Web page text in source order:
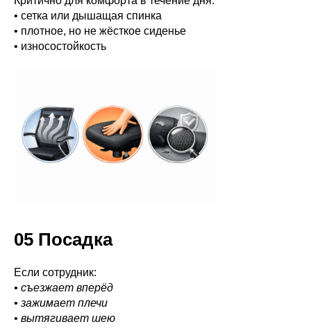
• сетка или дышащая спинка
• плотное, но не жёсткое сиденье
• износостойкость
05 Посадка
Если сотрудник:
• съезжает вперёд
• зажимает плечи
• вытягивает шею